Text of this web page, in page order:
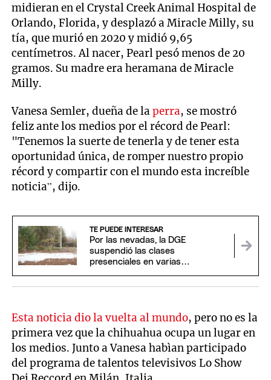
midieran en el Crystal Creek Animal Hospital de
Orlando, Florida, y desplazó a Miracle Milly, su
tía, que murió en 2020 y midió 9,65
centímetros. Al nacer, Pearl pesó menos de 20
gramos. Su madre era heramana de Miracle
Milly.
Vanesa Semler, dueña de laperra, se mostró
feliz ante los medios por el récord de Pearl:
"Tenemos la suerte de tenerla y de tener esta
oportunidad única, de romper nuestro propio
récord y compartir con el mundo esta increíble
noticia”, dijo.
TE PUEDE INTERESAR
Por las nevadas, la DGE
suspendió las clases
presenciales en varias
Esta noticia dio la vuelta al mundo, pero no es la
primera vez que la chihuahua ocupa un lugar en
los medios. Junto a Vanesa habìan participado
del programa de talentos televisivos Lo Show